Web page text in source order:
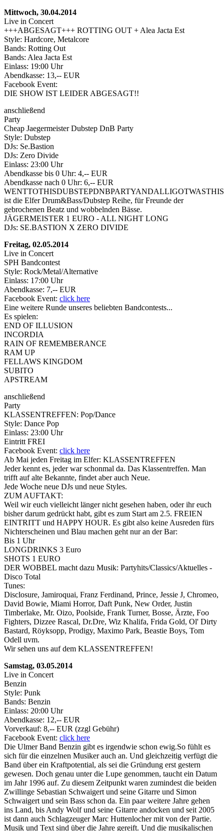
Mittwoch, 30.04.2014
Live in Concert
+++ABGESAGT+++ ROTTING OUT + Alea Jacta Est
Style: Hardcore, Metalcore
Bands: Rotting Out
Bands: Alea Jacta Est
Einlass: 19:00 Uhr
Abendkasse: 13,-- EUR
Facebook Event:
DIE SHOW IST LEIDER ABGESAGT!!
anschließend
Party
Cheap Jaegermeister Dubstep DnB Party
Style: Dubstep
DJs: Se.Bastion
DJs: Zero Divide
Einlass: 23:00 Uhr
Abendkasse bis 0 Uhr: 4,-- EUR
Abendkasse nach 0 Uhr: 6,-- EUR
ist die Elfer Drum&Bass/Dubstep Reihe, für Freunde der
gebrochenen Beatz und wobbelnden Bässe.
JÄGERMEISTER 1 EURO - ALL NIGHT LONG
DJs: SE.BASTION X ZERO DIVIDE
Freitag, 02.05.2014
Live in Concert
SPH Bandcontest
Style: Rock/Metal/Alternative
Einlass: 17:00 Uhr
Abendkasse: 7,-- EUR
Facebook Event: click here
Eine weitere Runde unseres beliebten Bandcontests...
Es spielen:
END OF ILLUSION
INCORDIA
RAIN OF REMEMBERANCE
RAM UP
FELLAWS KINGDOM
SUBITO
APSTREAM
anschließend
Party
KLASSENTREFFEN: Pop/Dance
Style: Dance Pop
Einlass: 23:00 Uhr
Eintritt FREI
Facebook Event: click here
Ab Mai jeden Freitag im Elfer: KLASSENTREFFEN
Jeder kennt es, jeder war schonmal da. Das Klassentreffen. Man
trifft auf alte Bekannte, findet aber auch Neue.
Jede Woche neue DJs und neue Styles.
ZUM AUFTAKT:
Weil wir euch vielleicht länger nicht gesehen haben, oder ihr euch
bisher darum gedrückt habt, gibt es zum Start am 2.5. FREIEN
EINTRITT und HAPPY HOUR. Es gibt also keine Ausreden fürs
Nichterscheinen und Blau machen geht nur an der Bar:
Bis 1 Uhr
LONGDRINKS 3 Euro
SHOTS 1 EURO
DER WOBBEL macht dazu Musik: Partyhits/Classics/Aktuelles -
Disco Total
Tunes:
Disclosure, Jamiroquai, Franz Ferdinand, Prince, Jessie J, Chromeo,
David Bowie, Miami Horror, Daft Punk, New Order, Justin
Timberlake, Mr. Oizo, Poolside, Frank Turner, Bosse, Ärzte, Foo
Fighters, Dizzee Rascal, Dr.Dre, Wiz Khalifa, Frida Gold, Ol' Dirty
Bastard, Röyksopp, Prodigy, Maximo Park, Beastie Boys, Tom
Odell uvm.
Wir sehen uns auf dem KLASSENTREFFEN!
Samstag, 03.05.2014
Live in Concert
Benzin
Style: Punk
Bands: Benzin
Einlass: 20:00 Uhr
Abendkasse: 12,-- EUR
Vorverkauf: 8,-- EUR (zzgl Gebühr)
Facebook Event: click here
Die Ulmer Band Benzin gibt es irgendwie schon ewig.So fühlt es
sich für die einzelnen Musiker auch an. Und gleichzeitig verfügt die
Band über ein Kraftpotential, als sei die Gründung erst gestern
gewesen. Doch genau unter die Lupe genommen, taucht ein Datum
im Jahr 1996 auf. Zu diesem Zeitpunkt waren zumindest die beiden
Zwillinge Sebastian Schwaigert und seine Gitarre und Simon
Schwaigert und sein Bass schon da. Ein paar weitere Jahre gehen
ins Land, bis Andy Wolf und seine Gitarre andocken und seit 2005
ist dann auch Schlagzeuger Marc Huttenlocher mit von der Partie.
Musik und Text sind über die Jahre gereift. Und die musikalischen